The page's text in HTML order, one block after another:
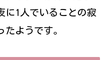
に1人でいることの寂
たようです。